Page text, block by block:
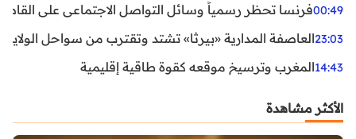
00:49فرنسا تحظر رسمياً وسائل التواصل الاجتماعي على القاصرين
23:03العاصفة المدارية «بيرثا» تشتد وتقترب من سواحل
14:43المغرب وترسيخ موقعه كقوة طاقية إقليمية
الأكثر مشاهدة